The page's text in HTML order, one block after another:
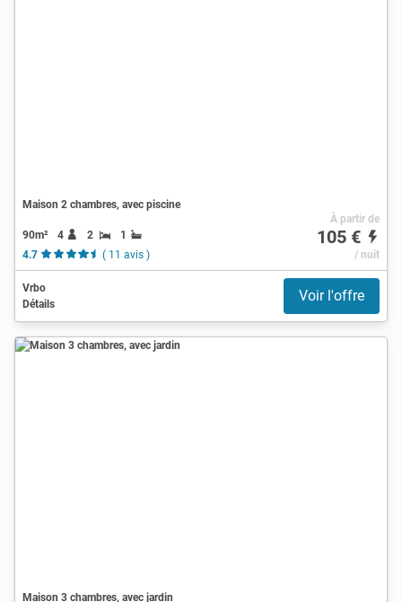
Maison 2 chambres, avec piscine
90m² 4 2
1
4.7
( 11 avis )
À partir de
105 €
/ nuit
Vrbo
Détails
Voir l'offre
Maison 3 chambres, avec jardin